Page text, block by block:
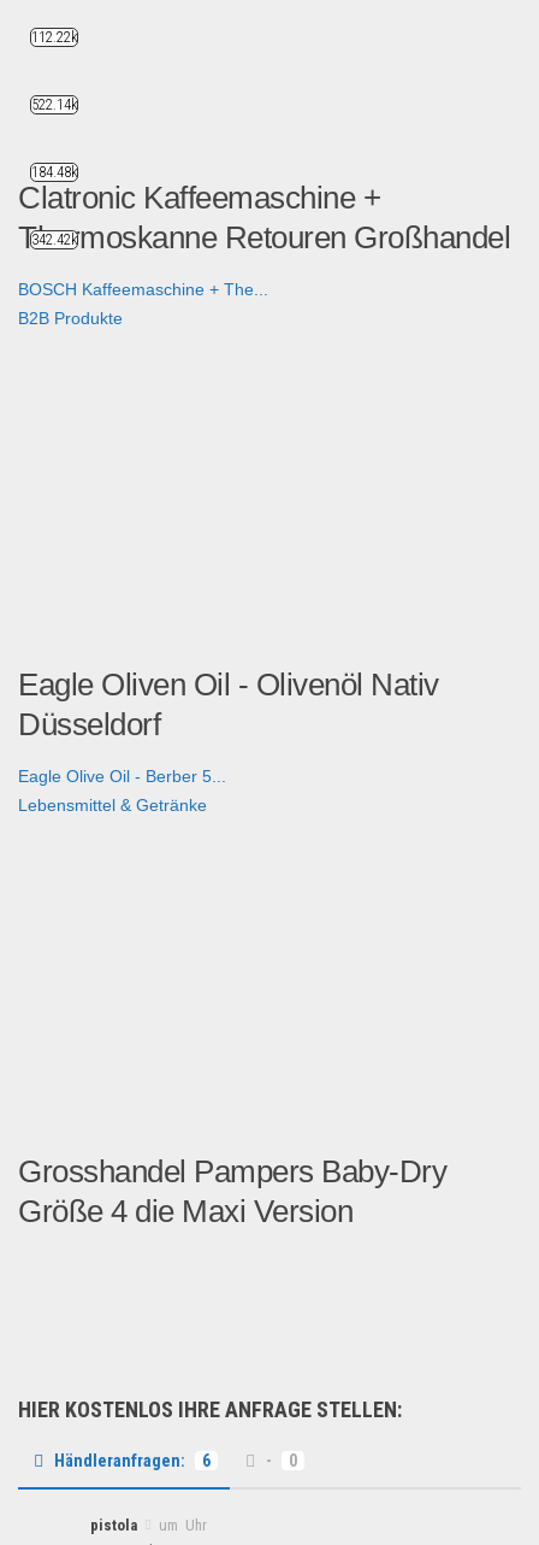
Clatronic Kaffeemaschine +
Thermoskanne Retouren Großhandel
BOSCH Kaffeemaschine + The...
B2B Produkte
Eagle Oliven Oil - Olivenöl Nativ
Düsseldorf
Eagle Olive Oil - Berber 5...
Lebensmittel & Getränke
Grosshandel Pampers Baby-Dry
Größe 4 die Maxi Version
HIER KOSTENLOS IHRE ANFRAGE STELLEN:
Händleranfragen: 6 - 0
pistola
um Uhr
112.22k
522.14k
184.48k
342.42k